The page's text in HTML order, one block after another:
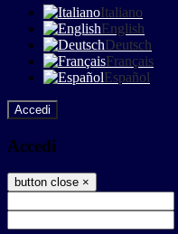
Italiano
English
Deutsch
Français
Español
Accedi
Accedi
button close ×